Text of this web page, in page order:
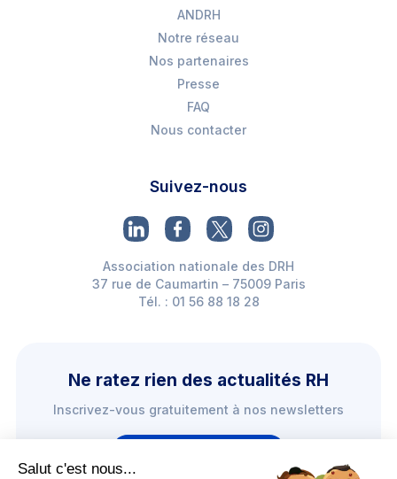
ANDRH
Notre réseau
Nos partenaires
Presse
FAQ
Nous contacter
Suivez-nous
Association nationale des DRH
37 rue de Caumartin – 75009 Paris
Tél. : 01 56 88 18 28
Ne ratez rien des actualités RH
Inscrivez-vous gratuitement à nos newsletters
Salut c'est nous...